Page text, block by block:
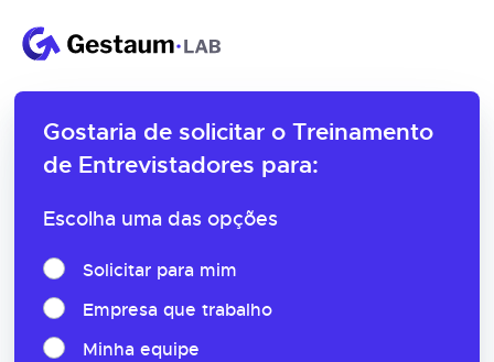
Gostaria de solicitar o Treinamento
de Entrevistadores para:
Escolha uma das opções
Solicitar para mim
Empresa que trabalho
Minha equipe